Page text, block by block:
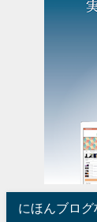
にほんブログ